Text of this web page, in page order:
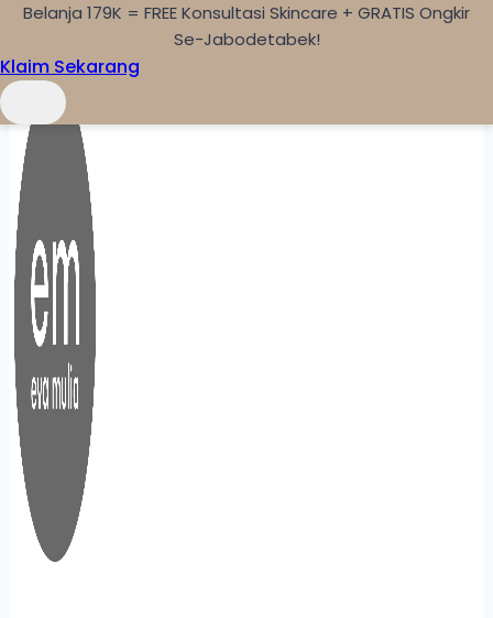
Skip to content
Belanja 179K = FREE Konsultasi Skincare + GRATIS Ongkir
Se-Jabodetabek!
Klaim Sekarang